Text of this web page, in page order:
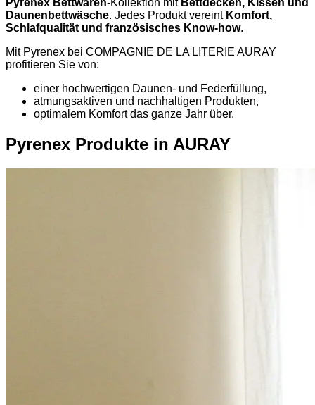
Daunenbettwäsche. Jedes Produkt vereint Komfort,
Schlafqualität und französisches Know-how.
Mit Pyrenex bei COMPAGNIE DE LA LITERIE AURAY
profitieren Sie von:
einer hochwertigen Daunen- und Federfüllung,
atmungsaktiven und nachhaltigen Produkten,
optimalem Komfort das ganze Jahr über.
Pyrenex Produkte in AURAY